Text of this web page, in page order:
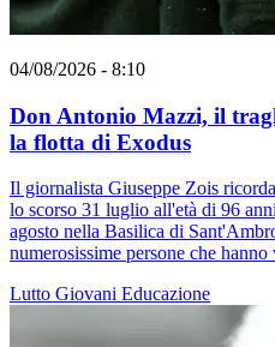
04/08/2026 - 8:10
Don Antonio Mazzi, il
la flotta di Exodus
Il giornalista Giuseppe Zois
lo scorso 31 luglio all'età di 96
agosto nella Basilica di
numerosissime persone che
Lutto Giovani Educazione